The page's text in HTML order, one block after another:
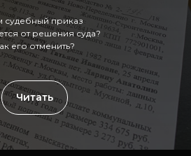
судебный приказ
от решения суда?
его отменить?
Читать